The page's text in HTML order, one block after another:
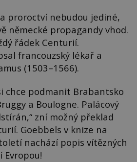
proroctví nebudou jediné,
německé propagandy vhod.
řádek Centurií.
francouzský lékař a
(1503–1566).
chce podmanit Brabantsko
a Boulogne. Palácový
zní možný překlad
Goebbels v knize na
nachází popis vítězných
Evropou!